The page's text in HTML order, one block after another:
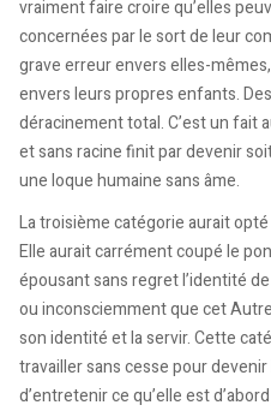
vraiment faire croire qu’elles
concernées par le sort de leur
grave erreur envers elles-
envers leurs propres enfants.
déracinement total. C’est un fait
et sans racine finit par devenir
une loque humaine sans âme.
La troisième catégorie aurait
Elle aurait carrément coupé le
épousant sans regret l’identité
ou inconsciemment que cet
son identité et la servir. Cette
travailler sans cesse pour
d’entretenir ce qu’elle est